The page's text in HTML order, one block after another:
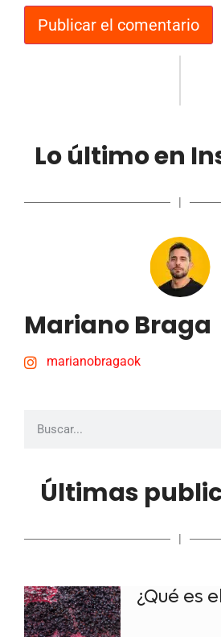
Lo último en
|
Mariano Braga
marianobragaok
Últimas
|
¿Qué es